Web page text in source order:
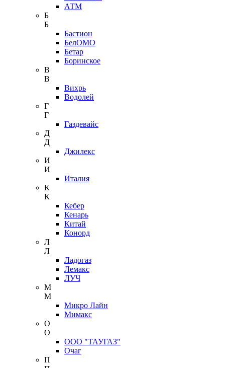
АТМ
Б
Б
Бастион
БелОМО
Бетар
Боринское
В
В
Вихрь
Водолей
Г
Г
Газдевайс
Д
Д
Джилекс
И
И
Италия
К
К
Кебер
Кенарь
Китай
Конорд
Л
Л
Ладогаз
Лемакс
ЛУЧ
М
М
Микро Лайн
Мимакс
О
О
ООО "ТАУГАЗ"
Очаг
П